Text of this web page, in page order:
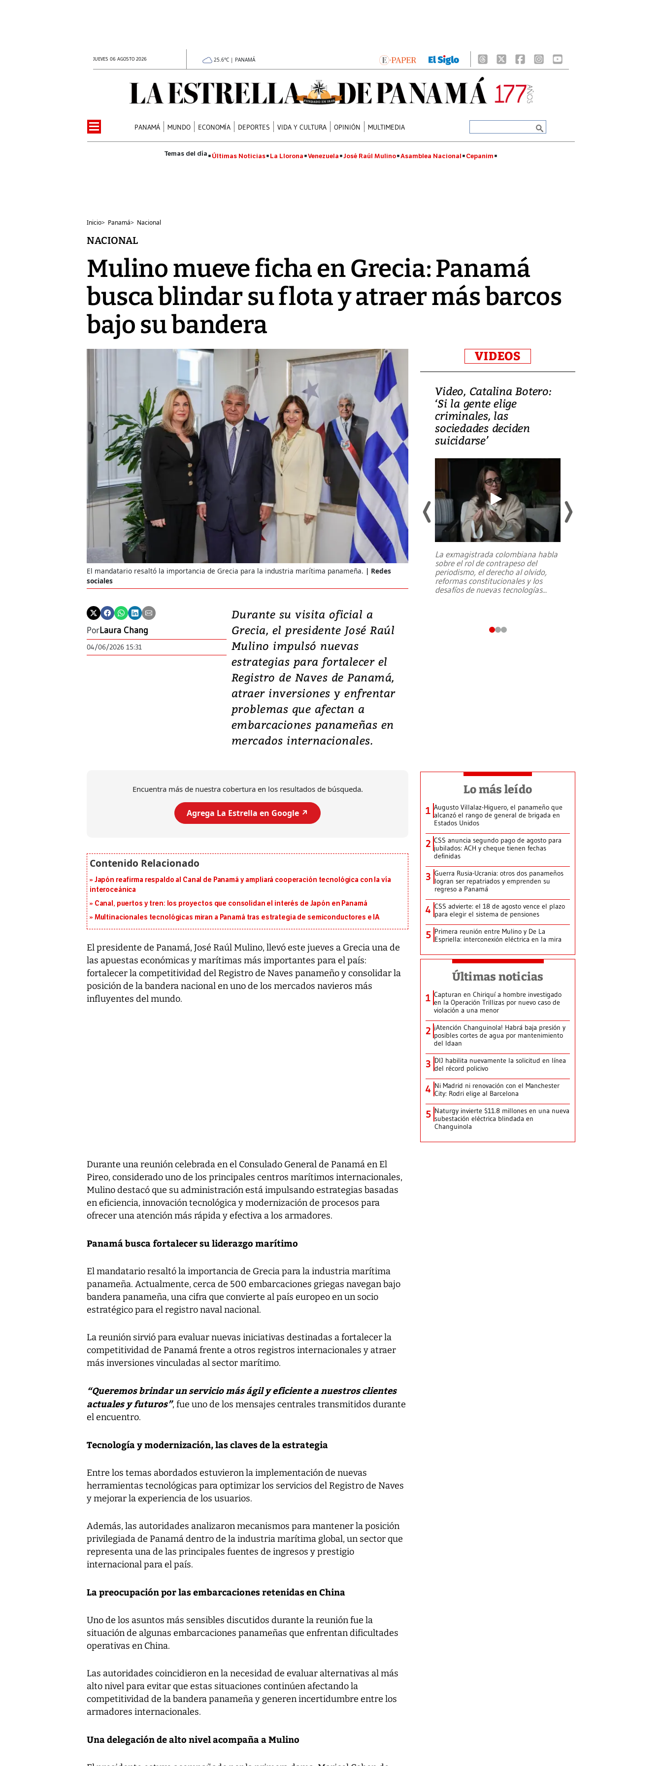
JUEVES 06 AGOSTO 2026 25.6°C | PANAMÁ
PANAMÁ MUNDO ECONOMÍA DEPORTES VIDA Y CULTURA OPINIÓN MULTIMEDIA
Últimas Noticias La Llorona Venezuela José Raúl Mulino Asamblea Nacional Cepanim
Inicio> Panamá> Nacional
NACIONAL
Mulino mueve ficha en Grecia: Panamá
busca blindar su flota y atraer más barcos
bajo su bandera
El mandatario resaltó la importancia de Grecia para la industria marítima panameña.
Redes
sociales
PorLaura Chang
04/06/2026 15:31
Durante su visita oficial a
Grecia, el presidente José Raúl
Mulino impulsó nuevas
estrategias para fortalecer el
Registro de Naves de Panamá,
atraer inversiones y enfrentar
problemas que afectan a
embarcaciones panameñas en
mercados internacionales.
Encuentra más de nuestra cobertura en los resultados de búsqueda.
Agrega La Estrella en Google ↗️
Japón reafirma respaldo al Canal de Panamá y ampliará cooperación tecnológica con la vía
interoceánica
Canal, puertos y tren: los proyectos que consolidan el interés de Japón en Panamá
Multinacionales tecnológicas miran a Panamá tras estrategia de semiconductores e IA
El presidente de Panamá, José Raúl Mulino, llevó este jueves a Grecia una de
las apuestas económicas y marítimas más importantes para el país:
fortalecer la competitividad del Registro de Naves panameño y consolidar la
posición de la bandera nacional en uno de los mercados navieros más
influyentes del mundo.
Durante una reunión celebrada en el Consulado General de Panamá en El
Pireo, considerado uno de los principales centros marítimos internacionales,
Mulino destacó que su administración está impulsando estrategias basadas
en eficiencia, innovación tecnológica y modernización de procesos para
ofrecer una atención más rápida y efectiva a los armadores.
Panamá busca fortalecer su liderazgo marítimo
El mandatario resaltó la importancia de Grecia para la industria marítima
panameña. Actualmente, cerca de 500 embarcaciones griegas navegan bajo
bandera panameña, una cifra que convierte al país europeo en un socio
estratégico para el registro naval nacional.
La reunión sirvió para evaluar nuevas iniciativas destinadas a fortalecer la
competitividad de Panamá frente a otros registros internacionales y atraer
más inversiones vinculadas al sector marítimo.
“Queremos brindar un servicio más ágil y eficiente a nuestros clientes
actuales y futuros”, fue uno de los mensajes centrales transmitidos durante
el encuentro.
Tecnología y modernización, las claves de la estrategia
Entre los temas abordados estuvieron la implementación de nuevas
herramientas tecnológicas para optimizar los servicios del Registro de Naves
y mejorar la experiencia de los usuarios.
Además, las autoridades analizaron mecanismos para mantener la posición
privilegiada de Panamá dentro de la industria marítima global, un sector que
representa una de las principales fuentes de ingresos y prestigio
internacional para el país.
La preocupación por las embarcaciones retenidas en China
Uno de los asuntos más sensibles discutidos durante la reunión fue la
situación de algunas embarcaciones panameñas que enfrentan dificultades
operativas en China.
Las autoridades coincidieron en la necesidad de evaluar alternativas al más
alto nivel para evitar que estas situaciones continúen afectando la
competitividad de la bandera panameña y generen incertidumbre entre los
armadores internacionales.
Una delegación de alto nivel acompaña a Mulino
VIDEOS
Video, Japón: Terremoto
deja heridos y graves
daños en Kumamoto
Un fuerte terremoto de magnitud
7,1 se registró este martes 28 de
julio en la prefectura de Kumamoto,
al sur de Japón, provocando una
emergencia de gran...
Video, Catalina Botero:
‘Si la gente elige
criminales, las
sociedades deciden
suicidarse’
La exmagistrada colombiana habla
sobre el rol de contrapeso del
periodismo, el derecho al olvido,
reformas constitucionales y los
desafíos de nuevas tecnologías...
Lo más leído
1 Augusto Villalaz-Higuero, el panameño que
alcanzó el rango de general de brigada en
Estados Unidos
2 CSS anuncia segundo pago de agosto para
jubilados: ACH y cheque tienen fechas
definidas
3 Guerra Rusia-Ucrania: otros dos panameños
logran ser repatriados y emprenden su
regreso a Panamá
4 CSS advierte: el 18 de agosto vence el plazo
para elegir el sistema de pensiones
5 Primera reunión entre Mulino y De La
Espriella: interconexión eléctrica en la mira
Últimas noticias
1 Capturan en Chiriquí a hombre investigado
en la Operación Trillizas por nuevo caso de
violación a una menor
2 ¡Atención Changuinola! Habrá baja presión y
posibles cortes de agua por mantenimiento
del Idaan
3 DIJ habilita nuevamente la solicitud en línea
del récord policivo
4 Ni Madrid ni renovación con el Manchester
City: Rodri elige al Barcelona
5 Naturgy invierte $11.8 millones en una nueva
subestación eléctrica blindada en
Changuinola